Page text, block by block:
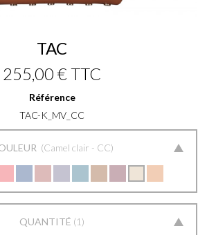
TAC
255,00 € TTC
Référence
TAC-K_MV_CC
Camel clair - CC
QUANTITÉ 1